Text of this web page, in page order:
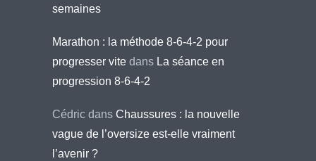
semaines
Marathon : la méthode 8-6-4-2 pour
progresser vite dans La séance en
progression 8-6-4-2
Cédric dans Chaussures : la nouvelle
vague de l’oversize est-elle vraiment
l’avenir ?